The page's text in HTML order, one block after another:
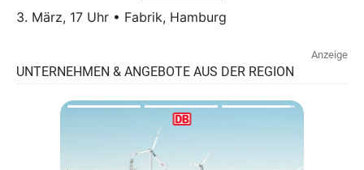
3. März, 17 Uhr • Fabrik, Hamburg